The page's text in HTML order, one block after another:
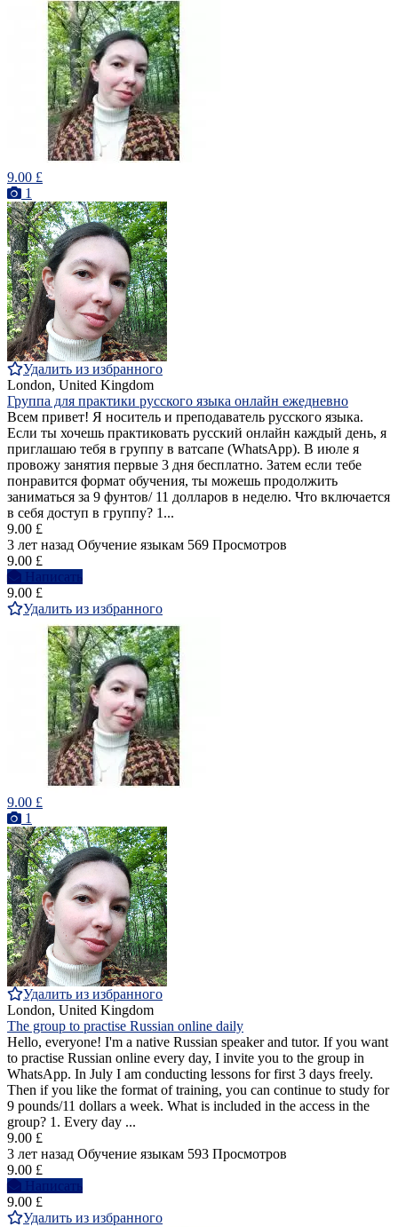
9.00 £
1
Удалить из избранного
London, United Kingdom
Группа для практики русского языка онлайн ежедневно
Всем привет! Я носитель и преподаватель русского языка.
Если ты хочешь практиковать русский онлайн каждый день, я
приглашаю тебя в группу в ватсапе (WhatsApp). В июле я
провожу занятия первые 3 дня бесплатно. Затем если тебе
понравится формат обучения, ты можешь продолжить
заниматься за 9 фунтов/ 11 долларов в неделю. Что включается
в себя доступ в группу? 1...
9.00 £
3 лет назад Обучение языкам 569 Просмотров
9.00 £
Написать
9.00 £
Удалить из избранного
9.00 £
1
Удалить из избранного
London, United Kingdom
The group to practise Russian online daily
Hello, everyone! I'm a native Russian speaker and tutor. If you want
to practise Russian online every day, I invite you to the group in
WhatsApp. In July I am conducting lessons for first 3 days freely.
Then if you like the format of training, you can continue to study for
9 pounds/11 dollars a week. What is included in the access in the
group? 1. Every day ...
9.00 £
3 лет назад Обучение языкам 593 Просмотров
9.00 £
Написать
9.00 £
Удалить из избранного